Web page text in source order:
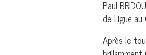
Paul
de Ligue
Après le